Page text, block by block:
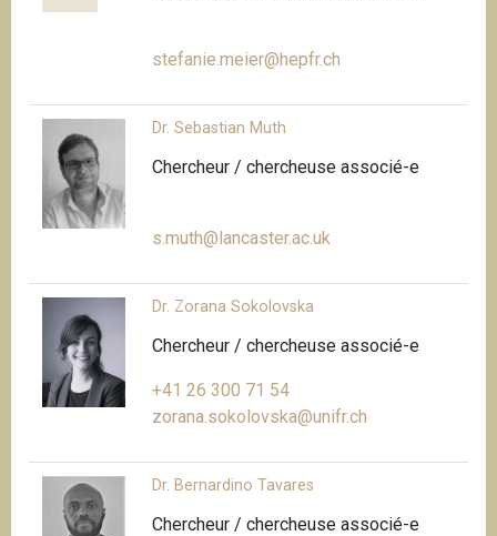
stefanie.meier@hepfr.ch
Dr. Sebastian Muth
Chercheur / chercheuse associé-e
s.muth@lancaster.ac.uk
Dr. Zorana Sokolovska
Chercheur / chercheuse associé-e
+41 26 300 71 54
zorana.sokolovska@unifr.ch
Dr. Bernardino Tavares
Chercheur / chercheuse associé-e